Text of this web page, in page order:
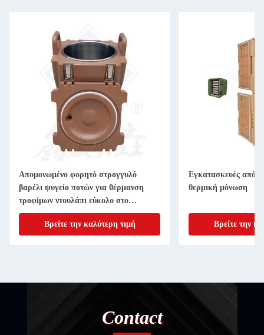
Απομονωμένο φορητό στρογγυλό
βαρέλι ψυγείο ποτών για θέρμανση
τροφίμων ντουλάπι εύκολο στο
καθαρισμό
Βρείτε την καλύτερη τιμή
Εγκατασκευές από
θερμική μόνωση
Βρείτε την
Contact